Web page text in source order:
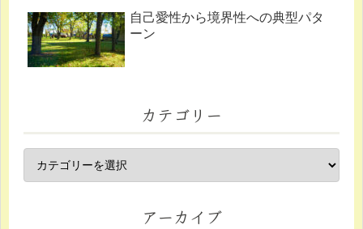
自己愛性から境界性への典型パタ
ーン
カテゴリー
アーカイブ